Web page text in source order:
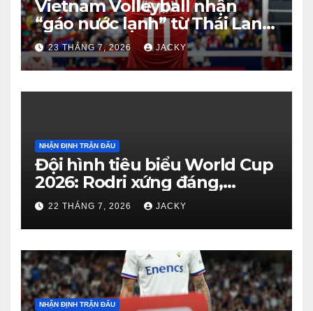
Vietnam Volleyball nhận
“gáo nước lạnh” từ Thái Lan:
Từ dẫn 2-0 đến thua ngược 2-
3 đầy tiếc nuối
23 THÁNG 7, 2026 JACKY
NHẬN ĐỊNH TRẬN ĐẤU
Đội hình tiêu biểu World Cup
2026: Rodri xứng đáng,
Haaland viết cổ tích, Vozinha
gây bất ngờ
22 THÁNG 7, 2026 JACKY
NHẬN ĐỊNH TRẬN ĐẤU